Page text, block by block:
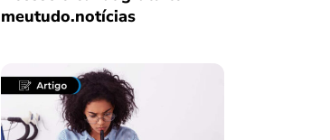
meutudo.notícias